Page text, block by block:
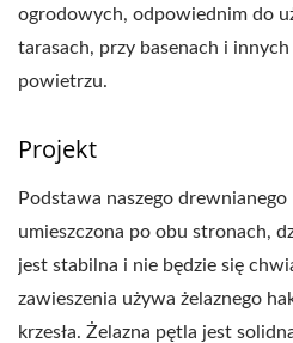
ogrodowych, odpowiednim do
tarasach, przy basenach i
powietrzu.
Projekt
Podstawa naszego
umieszczona po obu stronach,
jest stabilna i nie będzie się
zawieszenia używa żelaznego
krzesła. Żelazna pętla jest